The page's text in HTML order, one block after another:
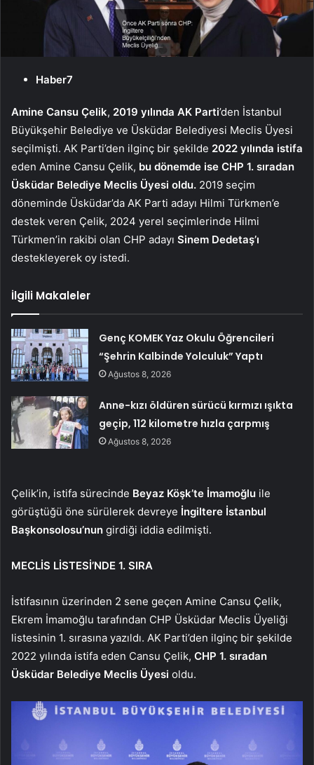
Haber7
Amine Cansu Çelik, 2019 yılında AK Parti’den İstanbul
Büyükşehir Belediye ve Üsküdar Belediyesi Meclis Üyesi
seçilmişti. AK Parti’den ilginç bir şekilde 2022 yılında istifa
eden Amine Cansu Çelik, bu dönemde ise CHP 1. sıradan
Üsküdar Belediye Meclis Üyesi oldu. 2019 seçim
döneminde Üsküdar’da AK Parti adayı Hilmi Türkmen’e
destek veren Çelik, 2024 yerel seçimlerinde Hilmi
Türkmen’in rakibi olan CHP adayı Sinem Dedetaş’ı
destekleyerek oy istedi.
İlgili Makaleler
Genç KOMEK Yaz Okulu Öğrencileri
“Şehrin Kalbinde Yolculuk” Yaptı
Ağustos 8, 2026
Anne-kızı öldüren sürücü kırmızı ışıkta
geçip, 112 kilometre hızla çarpmış
Ağustos 8, 2026
Çelik’in, istifa sürecinde Beyaz Köşk’te İmamoğlu ile
görüştüğü öne sürülerek devreye İngiltere İstanbul
Başkonsolosu’nun girdiği iddia edilmişti.
MECLİS LİSTESİ’NDE 1. SIRA
İstifasının üzerinden 2 sene geçen Amine Cansu Çelik,
Ekrem İmamoğlu tarafından CHP Üsküdar Meclis Üyeliği
listesinin 1. sırasına yazıldı. AK Parti’den ilginç bir şekilde
2022 yılında istifa eden Cansu Çelik, CHP 1. sıradan
Üsküdar Belediye Meclis Üyesi oldu.